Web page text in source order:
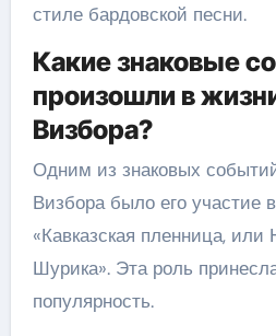
стиле бардовской песни.
Какие знаковые
произошли в
Визбора?
Одним из знаковых
Визбора было его участие
«Кавказская пленница,
Шурика». Эта роль
популярность.